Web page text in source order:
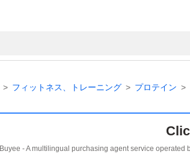
フィットネス、トレーニング プロテイン
Buyee - A multilingual purchasing agent service